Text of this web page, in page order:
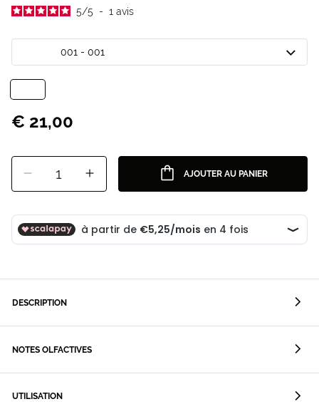
5/5 - 1 avis
001 - 001
€ 21,00
1 AJOUTER AU PANIER
DESCRIPTION
NOTES OLFACTIVES
UTILISATION